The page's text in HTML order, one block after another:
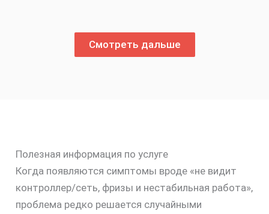
Смотреть дальше
Полезная информация по услуге
Когда появляются симптомы вроде «не видит
контроллер/сеть, фризы и нестабильная работа»,
проблема редко решается случайными